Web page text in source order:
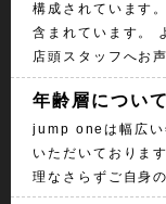
構成されています
含まれています。
店頭スタッフへお
年齢層につい
jump oneは幅広い
いただいておりま
理なさらずご自身